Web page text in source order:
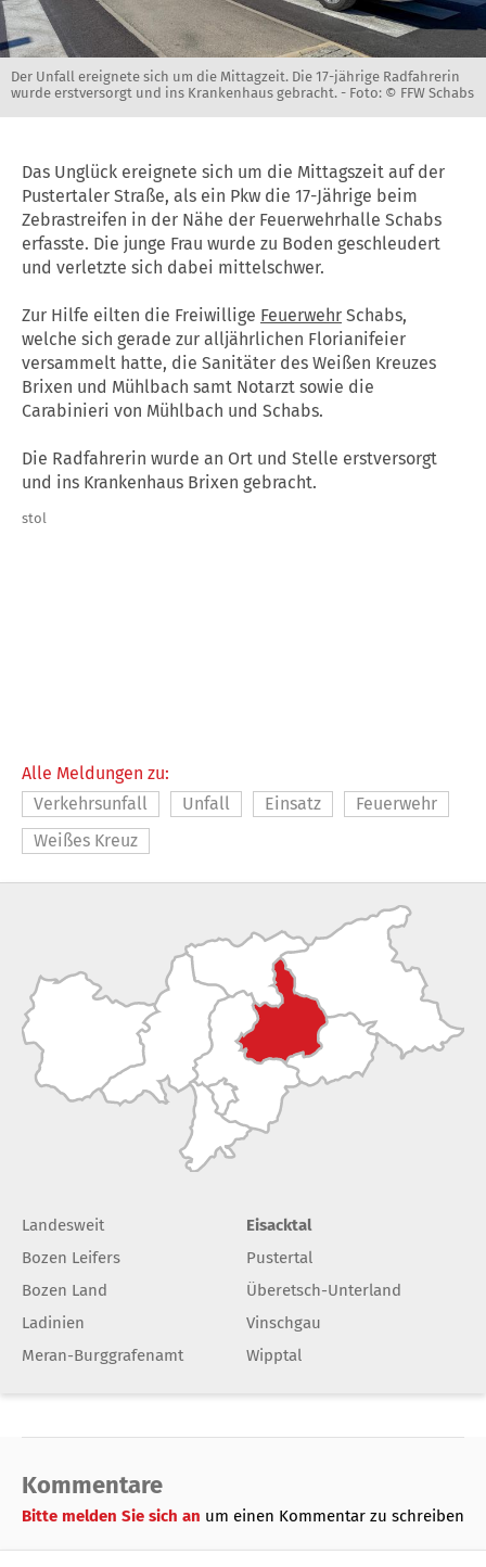
Der Unfall ereignete sich um die Mittagzeit. Die 17-jährige Radfahrerin
wurde erstversorgt und ins Krankenhaus gebracht. - Foto: © FFW Schabs
Das Unglück ereignete sich um die Mittagszeit auf der
Pustertaler Straße, als ein Pkw die 17-Jährige beim
Zebrastreifen in der Nähe der Feuerwehrhalle Schabs
erfasste. Die junge Frau wurde zu Boden geschleudert
und verletzte sich dabei mittelschwer.
Zur Hilfe eilten die Freiwillige Feuerwehr Schabs,
welche sich gerade zur alljährlichen Florianifeier
versammelt hatte, die Sanitäter des Weißen Kreuzes
Brixen und Mühlbach samt Notarzt sowie die
Carabinieri von Mühlbach und Schabs.
Die Radfahrerin wurde an Ort und Stelle erstversorgt
und ins Krankenhaus Brixen gebracht.
stol
Alle Meldungen zu:
Verkehrsunfall
Unfall Einsatz
Feuerwehr
Weißes Kreuz
Landesweit
Bozen Leifers
Bozen Land
Ladinien
Meran-Burggrafenamt
Eisacktal
Pustertal
Überetsch-Unterland
Vinschgau
Wipptal
Kommentare
Bitte melden Sie sich an um einen Kommentar zu schreiben